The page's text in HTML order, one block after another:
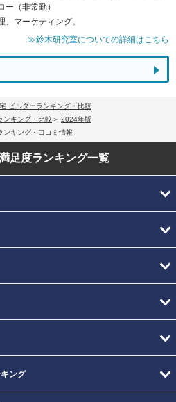
（非常勤）
マーケティング。
≫鈴木研究室についての詳細はこちら
ビルダーランキング・比較
ンキング・比較
2024年版
ンキング・口コミ情報
足度ランキング一覧
ング